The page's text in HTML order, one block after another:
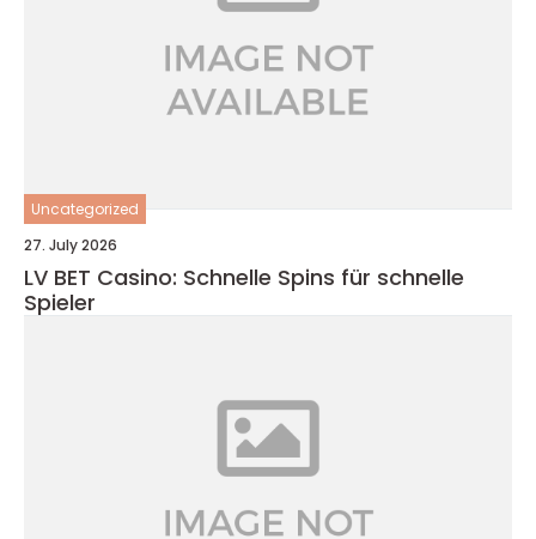
Uncategorized
27. July 2026
LV BET Casino: Schnelle Spins für schnelle
Spieler